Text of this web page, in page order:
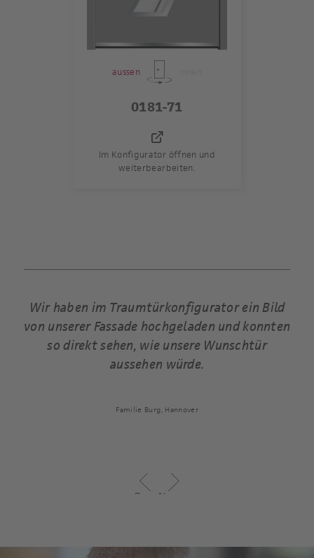
aussen
0181-71
Im Konfigurator öffnen und
weiterbearbeiten.
Wir haben im Traumtürkonfigurator ein Bild
von unserer Fassade hochgeladen und konnten
so direkt sehen, wie unsere Wunschtür
aussehen würde.
Familie Burg, Hannover
Previous
Next